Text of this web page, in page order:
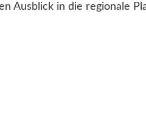
Ausblick in die regionale